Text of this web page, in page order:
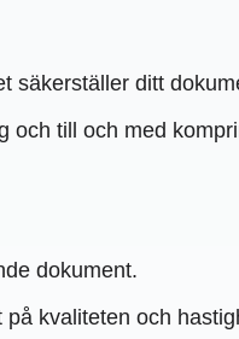
säkerställer ditt
och till och med
dokument.
kvaliteten och